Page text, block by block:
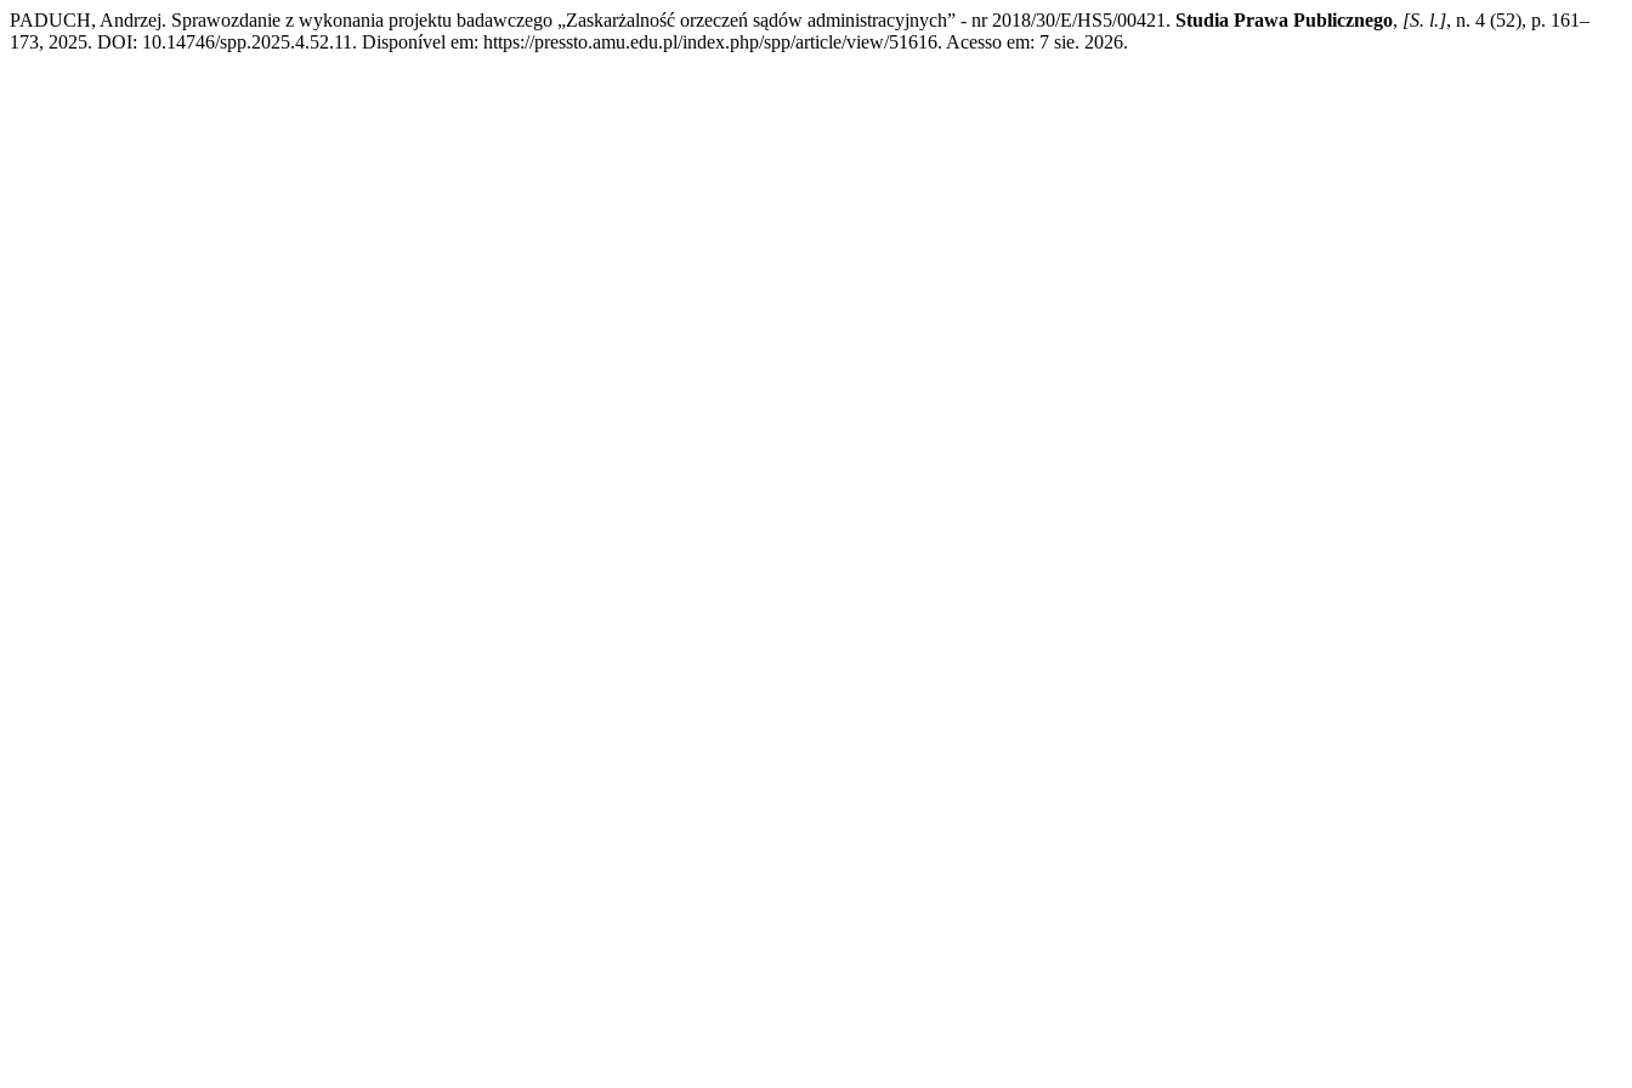
PADUCH, Andrzej. Sprawozdanie z wykonania projektu badawczego „Zaskarżalność orzeczeń sądów administracyjnych” - nr 2018/30/E/HS5/00421. Studia Prawa Publicznego, [S. l.], n. 4 (52), p. 161–
173, 2025. DOI: 10.14746/spp.2025.4.52.11. Disponível em: https://pressto.amu.edu.pl/index.php/spp/article/view/51616. Acesso em: 7 sie. 2026.